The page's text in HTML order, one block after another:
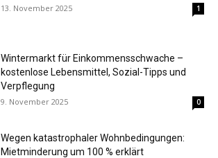
13. November 2025 1
Wintermarkt für Einkommensschwache –
kostenlose Lebensmittel, Sozial-Tipps und
Verpflegung
9. November 2025 0
Wegen katastrophaler Wohnbedingungen:
Mietminderung um 100 % erklärt